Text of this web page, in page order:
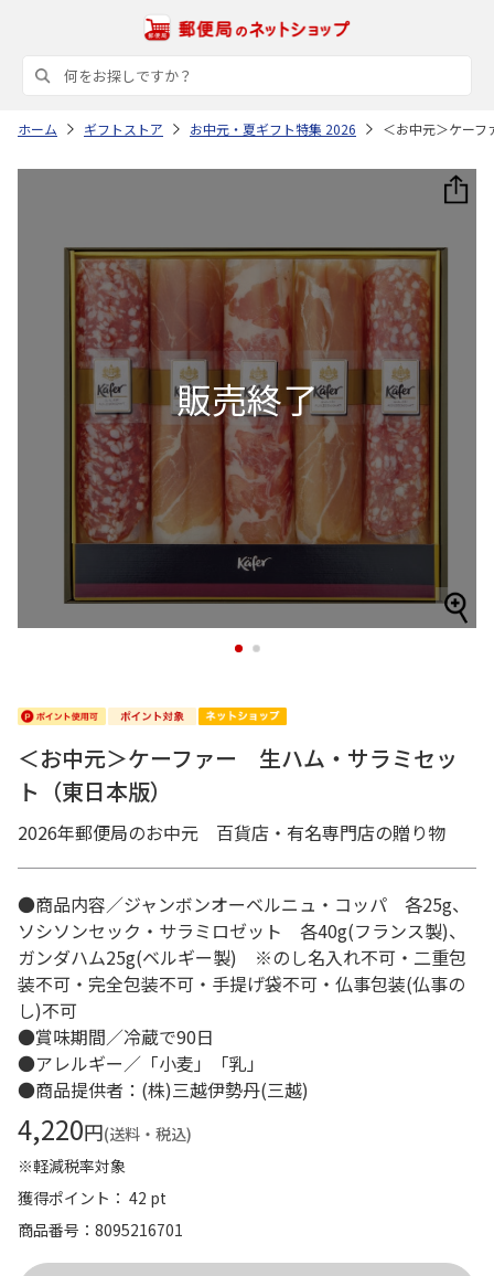
ホーム ギフトストア お中元・夏ギフト特集 2026 ＜お中元＞ケー
1 2
＜お中元＞ケーファー 生ハム・サラミセッ
ト（東日本版）
2026年郵便局のお中元 百貨店・有名専門店の贈り物
●商品内容／ジャンボンオーベルニュ・コッパ 各25g、
ソシソンセック・サラミロゼット 各40g(フランス製)、
ガンダハム25g(ベルギー製) ※のし名入れ不可・二重包
装不可・完全包装不可・手提げ袋不可・仏事包装(仏事の
し)不可
●賞味期間／冷蔵で90日
●アレルギー／「小麦」「乳」
●商品提供者：(株)三越伊勢丹(三越)
4,220円(送料・税込)
※軽減税率対象
獲得ポイント： 42 pt
商品番号
8095216701